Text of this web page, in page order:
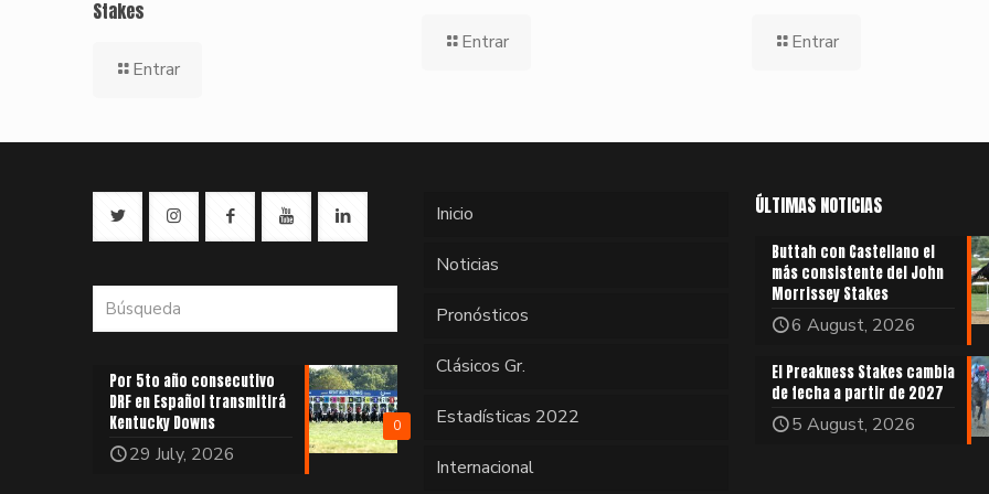
Stakes
Entrar
Entrar Entrar
0
Por 5to año consecutivo
DRF en Español transmitirá
Kentucky Downs
29 July, 2026
Inicio
Noticias
Pronósticos
Clásicos Gr.
Estadísticas 2022
Internacional
ÚLTIMAS NOTICIAS
Buttah con Castellano el
más consistente del John
Morrissey Stakes
6 August, 2026
El Preakness Stakes cambia
de fecha a partir de 2027
5 August, 2026